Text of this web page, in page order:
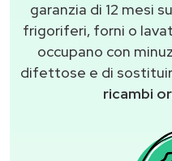
garanzia di 12 mesi
frigoriferi, forni o
occupano con
difettose e di
ricambi